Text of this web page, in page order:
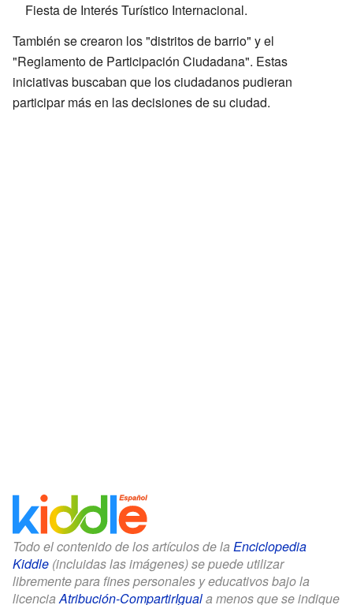
Fiesta de Interés Turístico Internacional.
También se crearon los "distritos de barrio" y el
"Reglamento de Participación Ciudadana". Estas
iniciativas buscaban que los ciudadanos pudieran
participar más en las decisiones de su ciudad.
Todo el contenido de los artículos de la Enciclopedia
Kiddle (incluidas las imágenes) se puede utilizar
libremente para fines personales y educativos bajo la
licenciaAtribución-CompartirIguala menos que se indique